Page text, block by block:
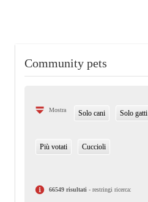
Community pets
Mostra Solo cani Solo gatti
Più votati Cuccioli
66549 risultati - restringi ricerca: